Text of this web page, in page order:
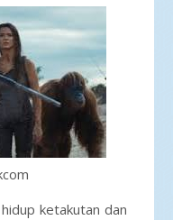
ketakutan dan